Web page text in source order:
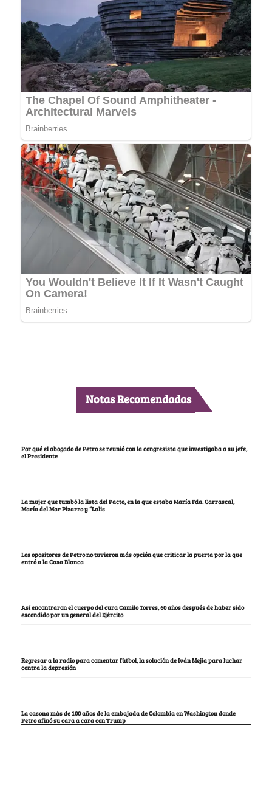
Notas Recomendadas
Por qué el abogado de Petro se reunió con la congresista que investigaba a su jefe,
el Presidente
La mujer que tumbó la lista del Pacto, en la que estaba María Fda. Carrascal,
María del Mar Pizarro y “Lalis
Los opositores de Petro no tuvieron más opción que criticar la puerta por la que
entró a la Casa Blanca
Así encontraron el cuerpo del cura Camilo Torres, 60 años después de haber sido
escondido por un general del Ejército
Regresar a la radio para comentar fútbol, la solución de Iván Mejía para luchar
contra la depresión
La casona más de 100 años de la embajada de Colombia en Washington donde
Petro afinó su cara a cara con Trump